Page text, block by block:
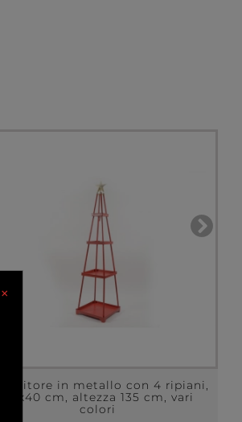
in metallo con 4 ripiani,
40x40 cm, altezza 135 cm, vari
colori
×